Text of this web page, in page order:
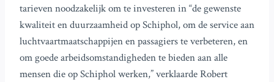
tarieven noodzakelijk om te investeren in “de gewenste
kwaliteit en duurzaamheid op Schiphol, om de service aan
luchtvaartmaatschappijen en passagiers te verbeteren, en
om goede arbeidsomstandigheden te bieden aan alle
mensen die op Schiphol werken,” verklaarde Robert